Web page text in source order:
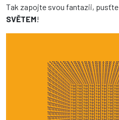
Tak zapojte svou fantazii, pusťte
SVĚTEM!